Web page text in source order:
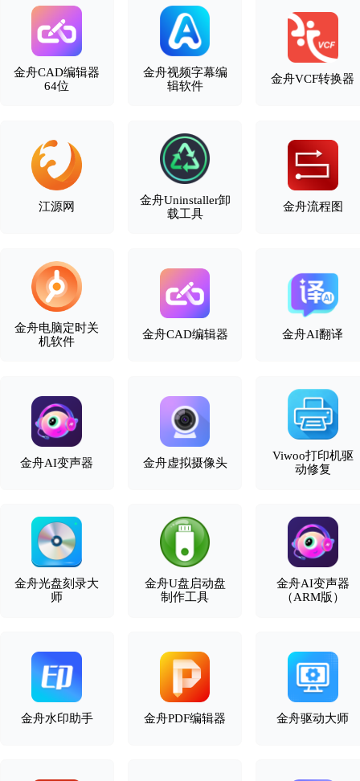
金舟CAD编辑器
64位
金舟视频字幕编
辑软件
金舟VCF转换器
江源网
金舟Uninstaller卸
载工具
金舟流程图
金舟电脑定时关
机软件
金舟CAD编辑器 金舟AI翻译
金舟AI变声器 金舟虚拟摄像头
Viwoo打印机驱
动修复
金舟光盘刻录大
师
金舟U盘启动盘
制作工具
金舟AI变声器
（ARM版）
金舟水印助手 金舟PDF编辑器 金舟驱动大师